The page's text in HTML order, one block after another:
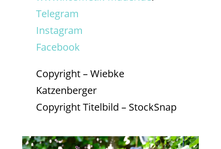
Telegram
Instagram
Facebook
Copyright – Wiebke
Katzenberger
Copyright Titelbild – StockSnap